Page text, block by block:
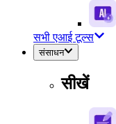
सभी एआई टूल्स
संसाधन
सीखें